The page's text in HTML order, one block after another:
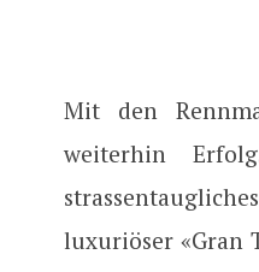
Mit den
weiterhin
luxuriöser «Gran